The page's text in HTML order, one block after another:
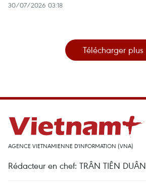
30/07/2026 03:18
Télécharger plus
AGENCE VIETNAMIENNE D'INFORMATION (VNA)
Rédacteur en chef: TRÂN TIÊN DUÂN